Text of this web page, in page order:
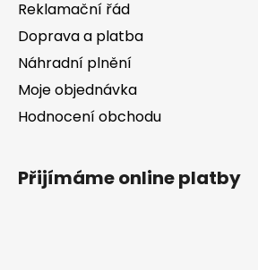
Reklamační řád
Doprava a platba
Náhradní plnění
Moje objednávka
Hodnocení obchodu
Přijímáme online platby